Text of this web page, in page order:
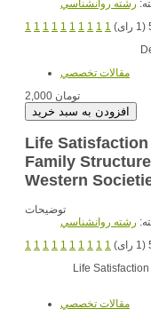
رشته روانشناسي
1 1 1 1 1 1 1 1 1 1
مقالات تخصصي
2,000 تومان
Life
Family
Western
توضیحات
رشته روانشناسي
1 1 1 1 1 1 1 1 1 1
Life
مقالات تخصصي